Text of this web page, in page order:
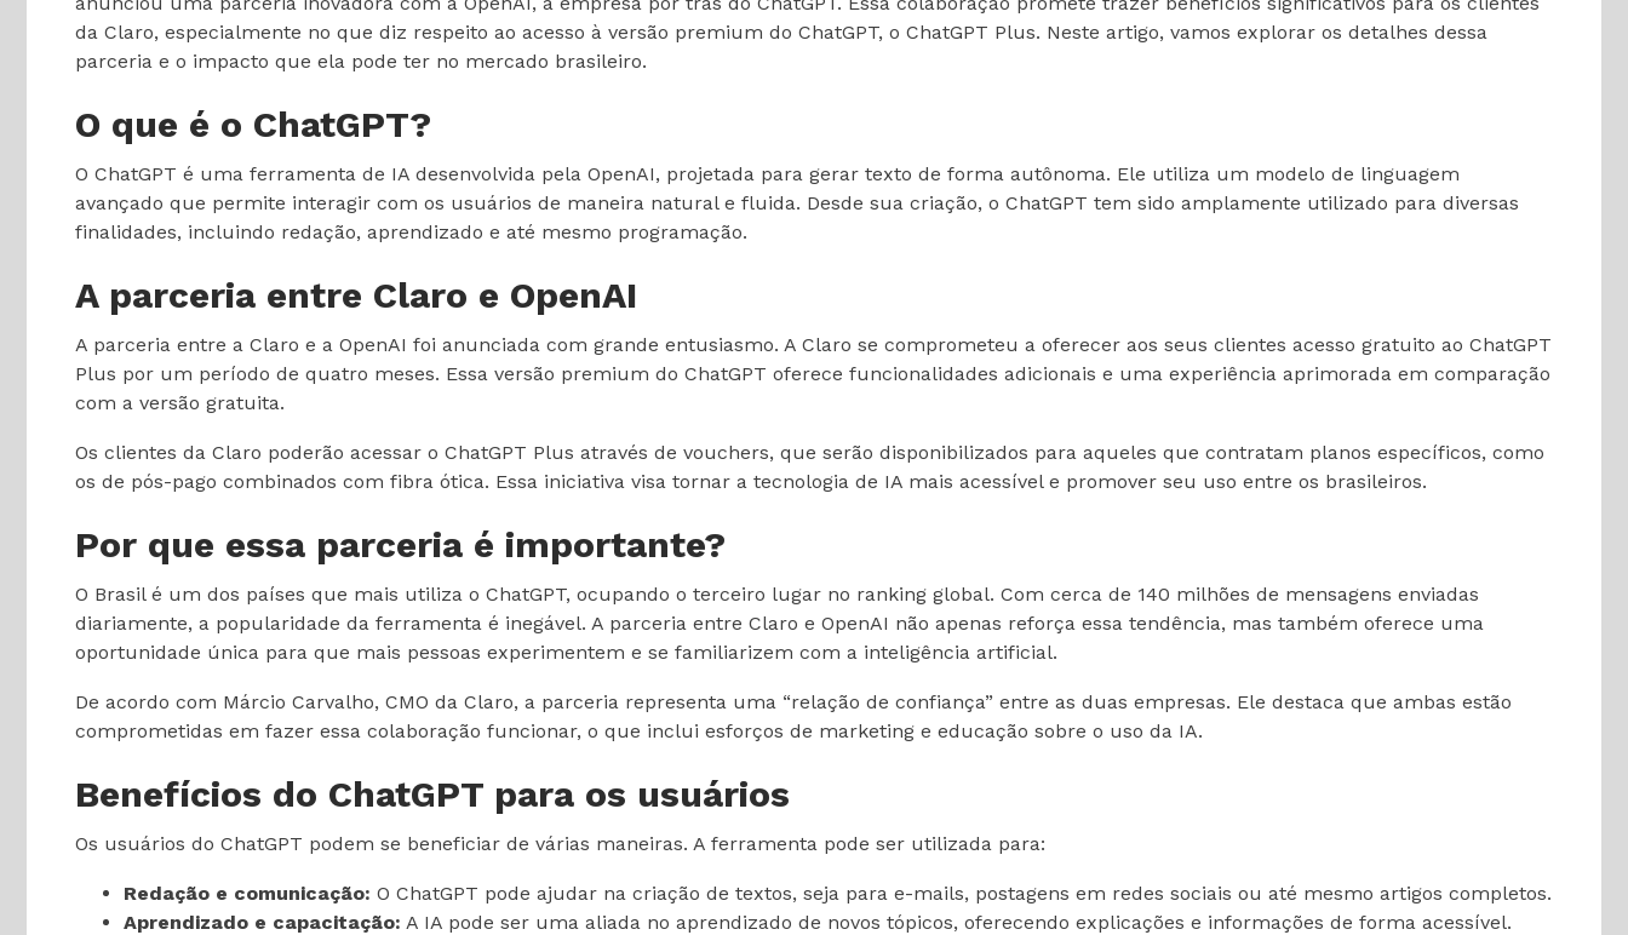
da Claro, especialmente no que diz respeito ao acesso à versão premium do ChatGPT, o ChatGPT Plus. Neste artigo, vamos explorar os detalhes dessa
parceria e o impacto que ela pode ter no mercado brasileiro.
O que é o ChatGPT?
O ChatGPT é uma ferramenta de IA desenvolvida pela OpenAI, projetada para gerar texto de forma autônoma. Ele utiliza um modelo de linguagem
avançado que permite interagir com os usuários de maneira natural e fluida. Desde sua criação, o ChatGPT tem sido amplamente utilizado para diversas
finalidades, incluindo redação, aprendizado e até mesmo programação.
A parceria entre Claro e OpenAI
A parceria entre a Claro e a OpenAI foi anunciada com grande entusiasmo. A Claro se comprometeu a oferecer aos seus clientes acesso gratuito ao ChatGPT
Plus por um período de quatro meses. Essa versão premium do ChatGPT oferece funcionalidades adicionais e uma experiência aprimorada em comparação
com a versão gratuita.
Os clientes da Claro poderão acessar o ChatGPT Plus através de vouchers, que serão disponibilizados para aqueles que contratam planos específicos, como
os de pós-pago combinados com fibra ótica. Essa iniciativa visa tornar a tecnologia de IA mais acessível e promover seu uso entre os brasileiros.
Por que essa parceria é importante?
O Brasil é um dos países que mais utiliza o ChatGPT, ocupando o terceiro lugar no ranking global. Com cerca de 140 milhões de mensagens enviadas
diariamente, a popularidade da ferramenta é inegável. A parceria entre Claro e OpenAI não apenas reforça essa tendência, mas também oferece uma
oportunidade única para que mais pessoas experimentem e se familiarizem com a inteligência artificial.
De acordo com Márcio Carvalho, CMO da Claro, a parceria representa uma “relação de confiança” entre as duas empresas. Ele destaca que ambas estão
comprometidas em fazer essa colaboração funcionar, o que inclui esforços de marketing e educação sobre o uso da IA.
Benefícios do ChatGPT para os usuários
Os usuários do ChatGPT podem se beneficiar de várias maneiras. A ferramenta pode ser utilizada para:
Redação e comunicação: O ChatGPT pode ajudar na criação de textos, seja para e-mails, postagens em redes sociais ou até mesmo artigos completos.
Aprendizado e capacitação: A IA pode ser uma aliada no aprendizado de novos tópicos, oferecendo explicações e informações de forma acessível.